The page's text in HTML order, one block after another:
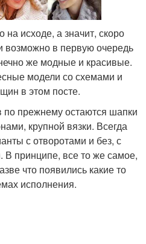
на исходе, а значит, скоро
возможно в первую очередь
же модные и красивые.
модели со схемами и
в этом посте.
прежнему остаются шапки
крупной вязки. Всегда
с отворотами и без, с
В принципе, все то же самое,
что появились какие то
исполнения.